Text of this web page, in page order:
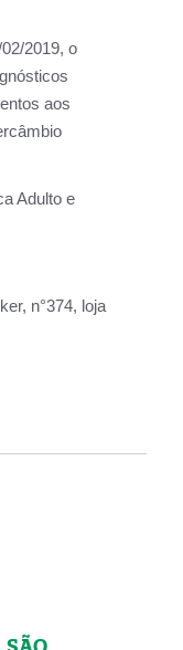
2019, o
aos
Adulto e
n°374, loja